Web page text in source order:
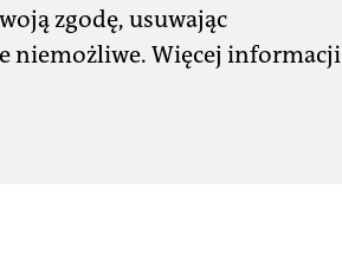
zgodę, usuwając
niemożliwe. Więcej informacji